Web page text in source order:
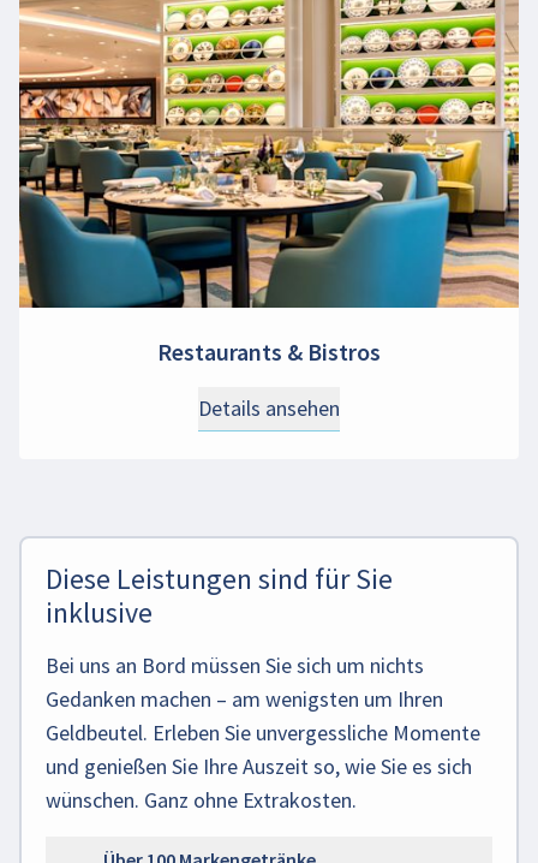
Restaurants & Bistros
Details ansehen
Diese Leistungen sind für Sie
inklusive
Bei uns an Bord müssen Sie sich um nichts
Gedanken machen – am wenigsten um Ihren
Geldbeutel. Erleben Sie unvergessliche Momente
und genießen Sie Ihre Auszeit so, wie Sie es sich
wünschen. Ganz ohne Extrakosten.